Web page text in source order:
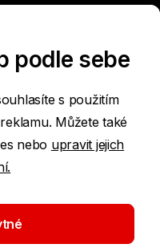
stránek
podle sebe
s použitím
Můžete také
nebo upravit jejich